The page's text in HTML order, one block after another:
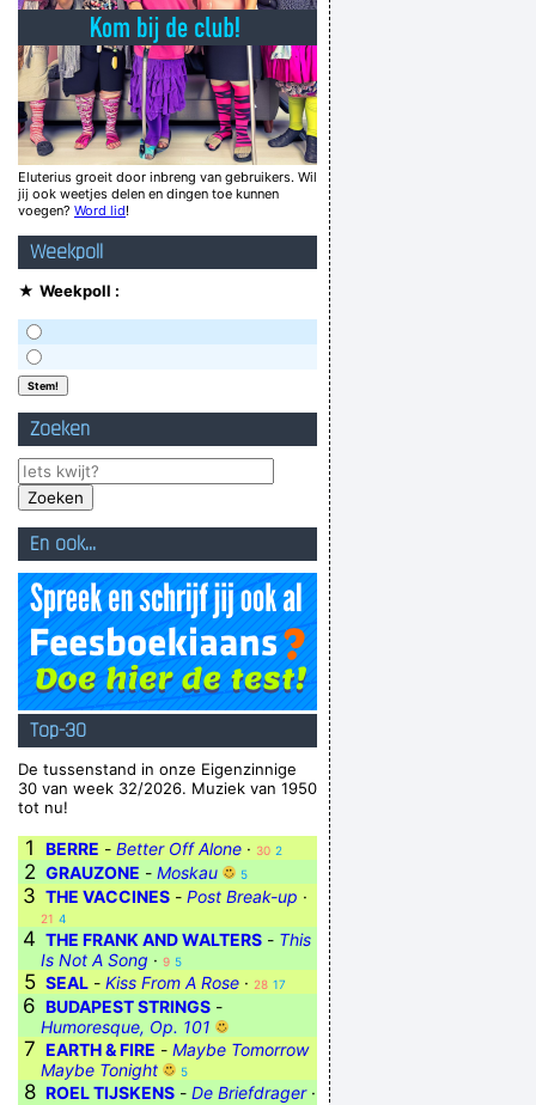
niemand interessant, deze hele site niet
en gebruke dan een rol huuskespapeer
Ignorent, ignorant, ig ne raore, ig nen oarige
Vandaag is het antennekesknetsday!
ik denk het wel ja!
En leer godverdomme spellen, gebruikteN.
Kweek meer vlooien, eet meer snot
beter te laat dan overtijd
Vormer lachte, weende, lachte en weende
Verknoei je tijd op een nuttige manier!
Geej se lèllike voel hod!
Eluterius groeit door inbreng van gebruikers. Wil
jij ook weetjes delen en dingen toe kunnen
voegen? Word lid!
Weekpoll
★ Weekpoll :
Zoeken
En ook...
Top-30
De tussenstand in onze Eigenzinnige
30 van week 32/2026. Muziek van 1950
tot nu!
1 BERRE - Better Off Alone · 30 2
2 GRAUZONE - Moskau 5
3 THE VACCINES - Post Break-up ·
21 4
4 THE FRANK AND WALTERS - This
Is Not A Song · 9 5
5 SEAL - Kiss From A Rose · 28 17
6 BUDAPEST STRINGS -
Humoresque, Op. 101
7 EARTH & FIRE - Maybe Tomorrow
Maybe Tonight
5
8 ROEL TIJSKENS - De Briefdrager·